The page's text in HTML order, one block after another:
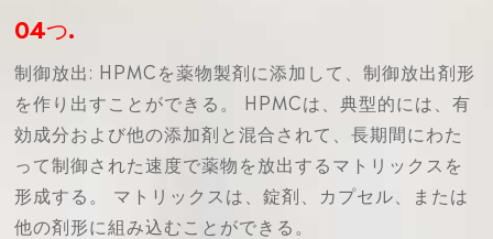
04つ.
制御放出: HPMCを薬物製剤に添加して、制御放出剤形
を作り出すことができる。 HPMCは、典型的には、有
効成分および他の添加剤と混合されて、長期間にわた
って制御された速度で薬物を放出するマトリックスを
形成する。 マトリックスは、錠剤、カプセル、または
他の剤形に組み込むことができる。